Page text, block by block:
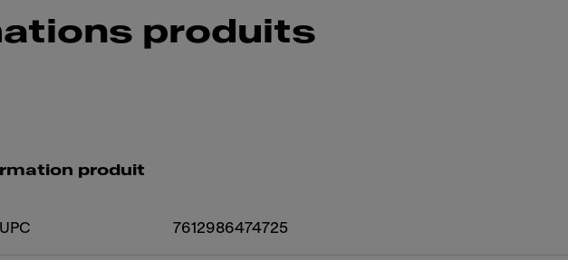
produits
produit
7612986474725